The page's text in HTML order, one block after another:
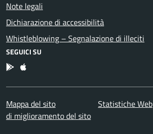
Note legali
Dichiarazione di accessibilità
Whistleblowing – Segnalazione di illeciti
SEGUICI SU
App Android
App IOS
Mappa del sito Statistiche Web
di miglioramento del sito